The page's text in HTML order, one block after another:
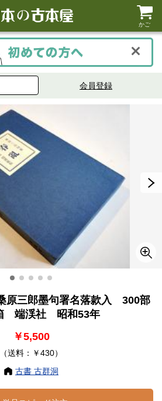
かご
会員登録
三郎墨句署名落款入 300部
端渓社 昭和53年
￥5,500
（送料：￥430）
古書 古群洞